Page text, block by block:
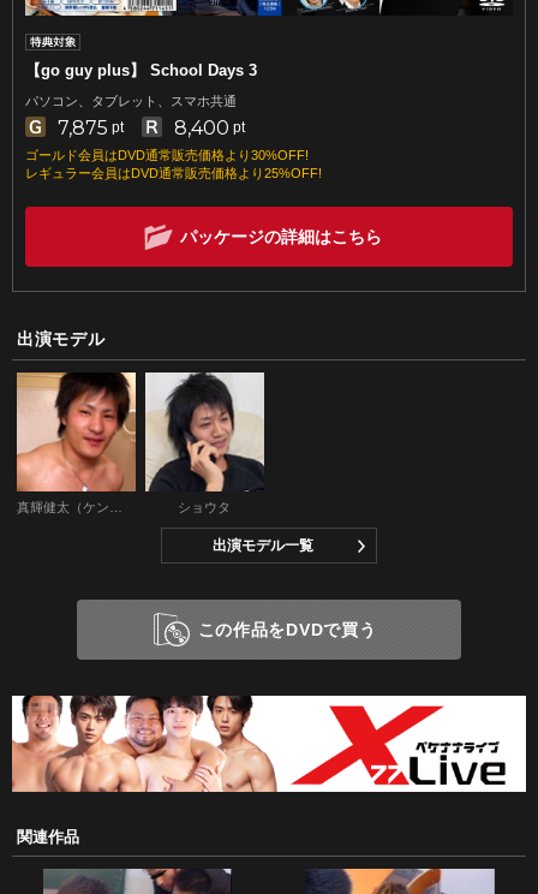
【go guy plus】 School Days 3
パソコン、タブレット、スマホ共通
7,875 pt 8,400 pt
ゴールド会員はDVD通常販売価格より30%OFF!
レギュラー会員はDVD通常販売価格より25%OFF!
パッケージの詳細はこちら
出演モデル
ショウタ
出演モデル一覧
この作品をDVDで買う
関連作品